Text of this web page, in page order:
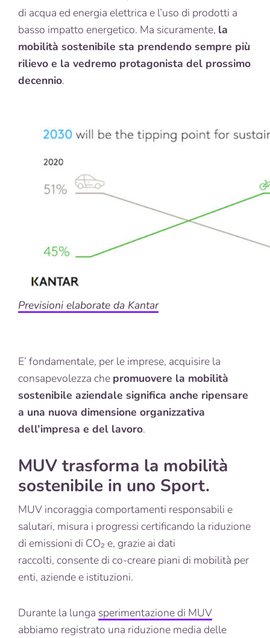
di acqua ed energia elettrica e l’uso di prodotti a
basso impatto energetico. Ma sicuramente, la
mobilità sostenibile sta prendendo sempre più
rilievo e la vedremo protagonista del prossimo
decennio.
Previsioni elaborate da Kantar
E’ fondamentale, per le imprese, acquisire la
consapevolezza che promuovere la mobilità
sostenibile aziendale significa anche ripensare
a una nuova dimensione organizzativa
dell’impresa e del lavoro.
MUV trasforma la mobilità
sostenibile in uno Sport.
MUV incoraggia comportamenti responsabili e
salutari, misura i progressi certificando la riduzione
di emissioni di CO₂ e, grazie ai dati
raccolti, consente di co-creare piani di mobilità per
enti, aziende e istituzioni.
Durante la lunga sperimentazione di MUV
abbiamo registrato una riduzione media delle